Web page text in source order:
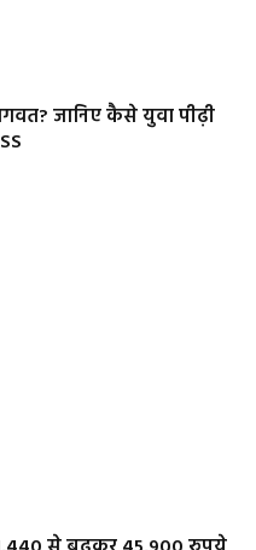
जानिए कैसे युवा पीढ़ी